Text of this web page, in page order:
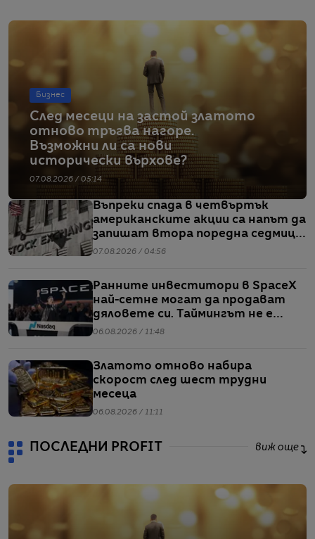
Бизнес
След месеци на застой златото
отново тръгва нагоре.
Възможни ли са нови
исторически върхове?
07.08.2026 / 05:14
Въпреки спада в четвъртък
американските акции са напът да
запишат втора поредна седмица
на повишения
07.08.2026 / 04:56
Ранните инвеститори в SpaceX
най-сетне могат да продават
дяловете си. Таймингът не е
идеален
06.08.2026 / 11:48
Златото отново набира
скорост след шест трудни
месеца
06.08.2026 / 11:11
ПОСЛЕДНИ PROFIT виж още